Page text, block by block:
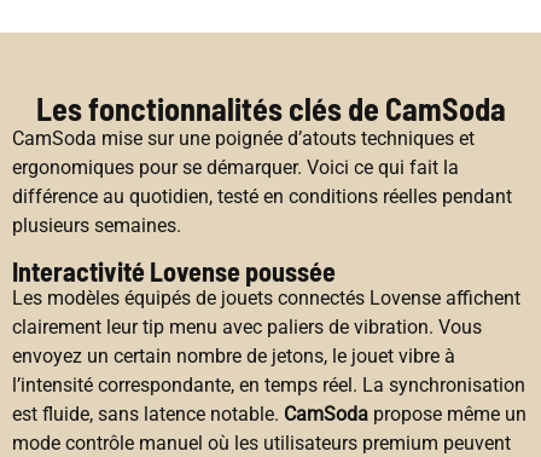
Les fonctionnalités clés de CamSoda
CamSoda mise sur une poignée d’atouts techniques et
ergonomiques pour se démarquer. Voici ce qui fait la
différence au quotidien, testé en conditions réelles pendant
plusieurs semaines.
Interactivité Lovense poussée
Les modèles équipés de jouets connectés Lovense affichent
clairement leur tip menu avec paliers de vibration. Vous
envoyez un certain nombre de jetons, le jouet vibre à
l’intensité correspondante, en temps réel. La synchronisation
est fluide, sans latence notable. CamSoda propose même un
mode contrôle manuel où les utilisateurs premium peuvent